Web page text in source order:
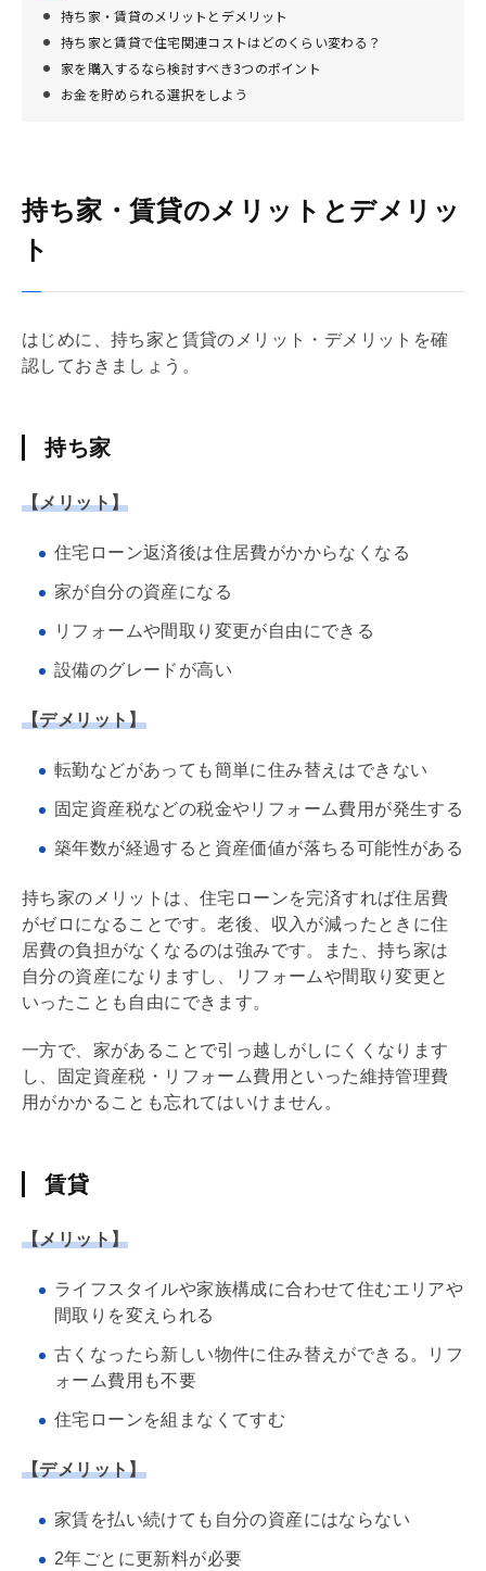
持ち家・賃貸のメリットとデメリット
持ち家と賃貸で住宅関連コストはどのくらい変わる？
家を購入するなら検討すべき3つのポイント
お金を貯められる選択をしよう
持ち家・賃貸のメリットとデメリッ
ト
はじめに、持ち家と賃貸のメリット・デメリットを確
認しておきましょう。
持ち家
【メリット】
住宅ローン返済後は住居費がかからなくなる
家が自分の資産になる
リフォームや間取り変更が自由にできる
設備のグレードが高い
【デメリット】
転勤などがあっても簡単に住み替えはできない
固定資産税などの税金やリフォーム費用が発生する
築年数が経過すると資産価値が落ちる可能性がある
持ち家のメリットは、 住宅ローンを完済すれば住居費
がゼロになることです。老後、収入が減ったときに住
居費の負担がなくなるのは強みです。また、持ち家は
自分の資産になりますし、
リフォームや間取り変更と
いったことも自由にできます。
一方で、家があることで引っ越しがしにくくなります
し、
固定資産税 ・ リフォーム費用といった維持管理費
用がかかることも忘れてはいけません。
賃貸
【メリット】
ライフスタイルや家族構成に合わせて住むエリアや
間取りを変えられる
古くなったら新しい物件に住み替えができる。
リフ
ォーム費用も不要
住宅ローンを組まなくてすむ
【デメリット】
家賃を払い続けても自分の資産にはならない
2年ごとに更新料が必要